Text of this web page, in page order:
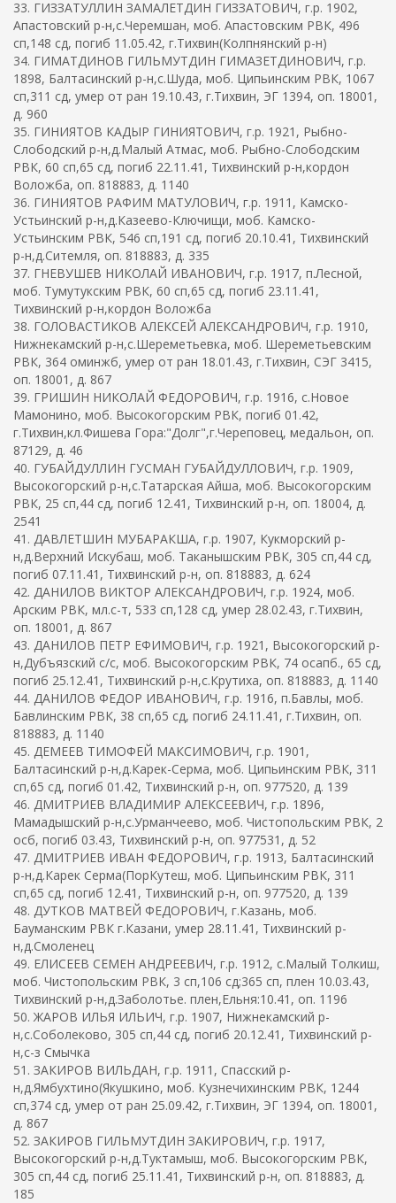
33. ГИЗЗАТУЛЛИН ЗАМАЛЕТДИН ГИЗЗАТОВИЧ, г.р. 1902,
Апастовский р-н,с.Черемшан, моб. Апастовским РВК, 496
сп,148 сд, погиб 11.05.42, г.Тихвин(Колпнянский р-н)
34. ГИМАТДИНОВ ГИЛЬМУТДИН ГИМАЗЕТДИНОВИЧ, г.р.
1898, Балтасинский р-н,с.Шуда, моб. Ципьинским РВК, 1067
сп,311 сд, умер от ран 19.10.43, г.Тихвин, ЭГ 1394, оп. 18001,
д. 960
35. ГИНИЯТОВ КАДЫР ГИНИЯТОВИЧ, г.р. 1921, Рыбно-
Слободский р-н,д.Малый Атмас, моб. Рыбно-Слободским
РВК, 60 сп,65 сд, погиб 22.11.41, Тихвинский р-н,кордон
Воложба, оп. 818883, д. 1140
36. ГИНИЯТОВ РАФИМ МАТУЛОВИЧ, г.р. 1911, Камско-
Устьинский р-н,д.Казеево-Ключищи, моб. Камско-
Устьинским РВК, 546 сп,191 сд, погиб 20.10.41, Тихвинский
р-н,д.Ситемля, оп. 818883, д. 335
37. ГНЕВУШЕВ НИКОЛАЙ ИВАНОВИЧ, г.р. 1917, п.Лесной,
моб. Тумутукским РВК, 60 сп,65 сд, погиб 23.11.41,
Тихвинский р-н,кордон Воложба
38. ГОЛОВАСТИКОВ АЛЕКСЕЙ АЛЕКСАНДРОВИЧ, г.р. 1910,
Нижнекамский р-н,с.Шереметьевка, моб. Шереметьевским
РВК, 364 оминжб, умер от ран 18.01.43, г.Тихвин, СЭГ 3415,
оп. 18001, д. 867
39. ГРИШИН НИКОЛАЙ ФЕДОРОВИЧ, г.р. 1916, с.Новое
Мамонино, моб. Высокогорским РВК, погиб 01.42,
г.Тихвин,кл.Фишева Гора:"Долг",г.Череповец, медальон, оп.
87129, д. 46
40. ГУБАЙДУЛЛИН ГУСМАН ГУБАЙДУЛЛОВИЧ, г.р. 1909,
Высокогорский р-н,с.Татарская Айша, моб. Высокогорским
РВК, 25 сп,44 сд, погиб 12.41, Тихвинский р-н, оп. 18004, д.
2541
41. ДАВЛЕТШИН МУБАРАКША, г.р. 1907, Кукморский р-
н,д.Верхний Искубаш, моб. Таканышским РВК, 305 сп,44 сд,
погиб 07.11.41, Тихвинский р-н, оп. 818883, д. 624
42. ДАНИЛОВ ВИКТОР АЛЕКСАНДРОВИЧ, г.р. 1924, моб.
Арским РВК, мл.с-т, 533 сп,128 сд, умер 28.02.43, г.Тихвин,
оп. 18001, д. 867
43. ДАНИЛОВ ПЕТР ЕФИМОВИЧ, г.р. 1921, Высокогорский р-
н,Дубъязский с/с, моб. Высокогорским РВК, 74 осапб., 65 сд,
погиб 25.12.41, Тихвинский р-н,с.Крутиха, оп. 818883, д. 1140
44. ДАНИЛОВ ФЕДОР ИВАНОВИЧ, г.р. 1916, п.Бавлы, моб.
Бавлинским РВК, 38 сп,65 сд, погиб 24.11.41, г.Тихвин, оп.
818883, д. 1140
45. ДЕМЕЕВ ТИМОФЕЙ МАКСИМОВИЧ, г.р. 1901,
Балтасинский р-н,д.Карек-Серма, моб. Ципьинским РВК, 311
сп,65 сд, погиб 01.42, Тихвинский р-н, оп. 977520, д. 139
46. ДМИТРИЕВ ВЛАДИМИР АЛЕКСЕЕВИЧ, г.р. 1896,
Мамадышский р-н,с.Урманчеево, моб. Чистопольским РВК, 2
осб, погиб 03.43, Тихвинский р-н, оп. 977531, д. 52
47. ДМИТРИЕВ ИВАН ФЕДОРОВИЧ, г.р. 1913, Балтасинский
р-н,д.Карек Серма(ПорКутеш, моб. Ципьинским РВК, 311
сп,65 сд, погиб 12.41, Тихвинский р-н, оп. 977520, д. 139
48. ДУТКОВ МАТВЕЙ ФЕДОРОВИЧ, г.Казань, моб.
Бауманским РВК г.Казани, умер 28.11.41, Тихвинский р-
н,д.Смоленец
49. ЕЛИСЕЕВ СЕМЕН АНДРЕЕВИЧ, г.р. 1912, с.Малый Толкиш,
моб. Чистопольским РВК, 3 сп,106 сд;365 сп, плен 10.03.43,
Тихвинский р-н,д.Заболотье. плен,Ельня:10.41, оп. 1196
50. ЖАРОВ ИЛЬЯ ИЛЬИЧ, г.р. 1907, Нижнекамский р-
н,с.Соболеково, 305 сп,44 сд, погиб 20.12.41, Тихвинский р-
н,с-з Смычка
51. ЗАКИРОВ ВИЛЬДАН, г.р. 1911, Спасский р-
н,д.Ямбухтино(Якушкино, моб. Кузнечихинским РВК, 1244
сп,374 сд, умер от ран 25.09.42, г.Тихвин, ЭГ 1394, оп. 18001,
д. 867
52. ЗАКИРОВ ГИЛЬМУТДИН ЗАКИРОВИЧ, г.р. 1917,
Высокогорский р-н,д.Туктамыш, моб. Высокогорским РВК,
305 сп,44 сд, погиб 25.11.41, Тихвинский р-н, оп. 818883, д.
185